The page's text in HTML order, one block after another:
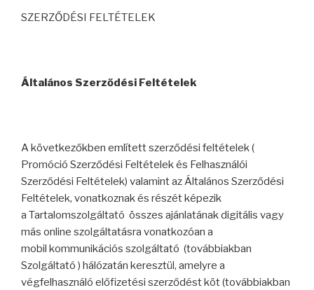
SZERZŐDÉSI FELTÉTELEK
Általános Szerződési Feltételek
A következőkben említett szerződési feltételek (
Promóció Szerződési Feltételek és Felhasználói
Szerződési Feltételek) valamint az Általános Szerződési
Feltételek, vonatkoznak és részét képezik
a Tartalomszolgáltató összes ajánlatának digitális vagy
más online szolgáltatásra vonatkozóan a
mobil kommunikációs szolgáltató (továbbiakban
Szolgáltató ) hálózatán keresztül, amelyre a
végfelhasználó előfizetési szerződést köt (továbbiakban